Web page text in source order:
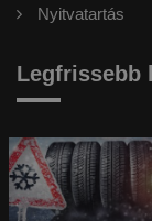
Nyitvatartás
Legfrissebb